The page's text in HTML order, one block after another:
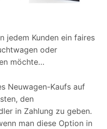
jedem Kunden ein faires
oder
möchte…
Neuwagen-Kaufs auf
den
in Zahlung zu geben.
man diese Option in